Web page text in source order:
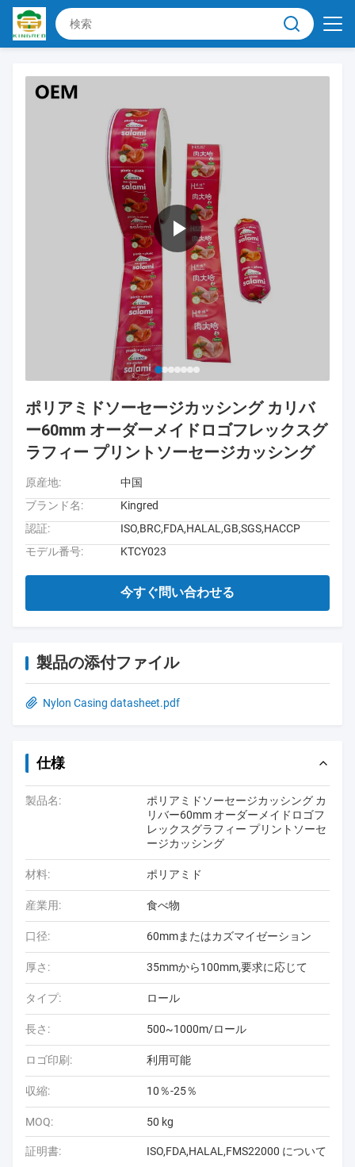
ポリアミドソーセージカッシング カリバ
ー60mm オーダーメイドロゴフレックスグ
ラフィー プリントソーセージカッシング
原産地:
中国
ブランド名:
Kingred
認証:
ISO,BRC,FDA,HALAL,GB,SGS,HACCP
モデル番号:
KTCY023
今すぐ問い合わせる
製品の添付ファイル
Nylon Casing datasheet.pdf
仕様
製品名:
ポリアミドソーセージカッシング カ
リバー60mm オーダーメイドロゴフ
レックスグラフィー プリントソーセ
ージカッシング
材料: ポリアミド
産業用: 食べ物
口径: 60mmまたはカズマイゼーション
厚さ: 35mmから100mm,要求に応じて
タイプ: ロール
長さ: 500~1000m/ロール
ロゴ印刷: 利用可能
収縮: 10％-25％
MOQ: 50 kg
証明書: ISO,FDA,HALAL,FMS22000 について